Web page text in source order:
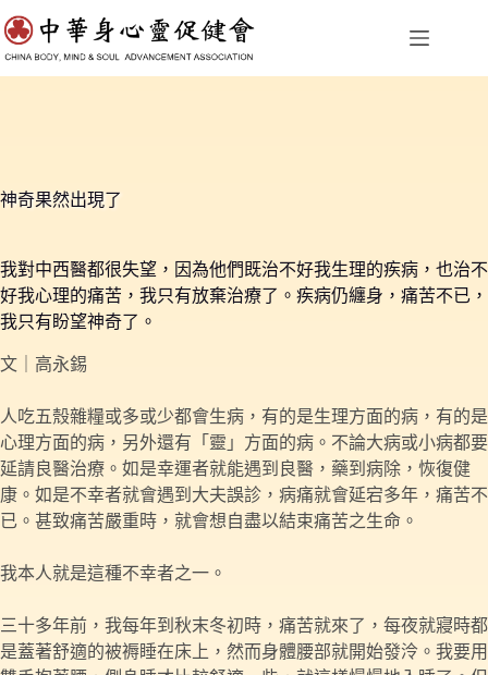
跳
至
主
神奇果然出現了
我對中西醫都很失望，因為他們既治不好我生理的疾病，也治不
好我心理的痛苦，我只有放棄治療了。疾病仍纏身，痛苦不已，
我只有盼望神奇了。
文｜高永錫
人吃五殼雜糧或多或少都會生病，有的是生理方面的病，有的是
心理方面的病，另外還有「靈」方面的病。不論大病或小病都要
延請良醫治療。如是幸運者就能遇到良醫，藥到病除，恢復健
康。如是不幸者就會遇到大夫誤診，病痛就會延宕多年，痛苦不
已。甚致痛苦嚴重時，就會想自盡以結束痛苦之生命。
我本人就是這種不幸者之一。
三十多年前，我每年到秋末冬初時，痛苦就來了，每夜就寢時都
是蓋著舒適的被褥睡在床上，然而身體腰部就開始發泠。我要用